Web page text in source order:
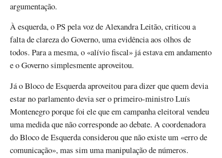
argumentação.
À esquerda, o PS pela voz de Alexandra Leitão, criticou a
falta de clareza do Governo, uma evidência aos olhos de
todos. Para a mesma, o «alívio fiscal» já estava em andamento
e o Governo simplesmente aproveitou.
Já o Bloco de Esquerda aproveitou para dizer que quem devia
estar no parlamento devia ser o primeiro-ministro Luís
Montenegro porque foi ele que em campanha eleitoral vendeu
uma medida que não corresponde ao debate. A coordenadora
do Bloco de Esquerda considerou que não existe um «erro de
comunicação», mas sim uma manipulação de números.